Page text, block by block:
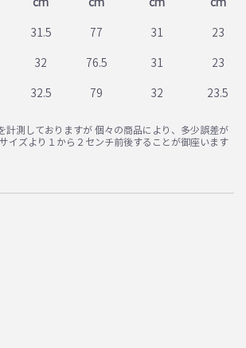
31.5 77 31 23
32 76.5 31 23
32.5 79 32 23.5
計測しておりますが 個々の商品により、多少誤差が
イズより１から２センチ前後することが御座います